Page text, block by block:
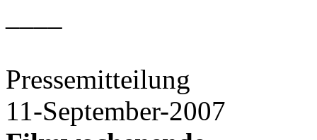
Pressemitteilung
11-September-2007